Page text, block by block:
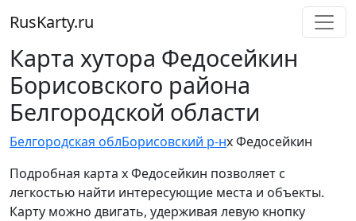
RusKarty.ru
Карта хутора Федосейкин
Борисовского района
Белгородской области
Белгородская облБорисовский р-нх Федосейкин
Подробная карта х Федосейкин позволяет с
легкостью найти интересующие места и объекты.
Карту можно двигать, удерживая левую кнопку